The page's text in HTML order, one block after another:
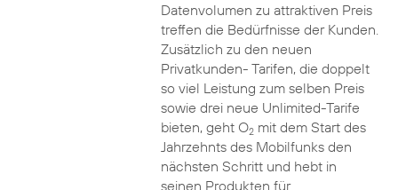
Datenvolumen zu attraktiven Preis
treffen die Bedürfnisse der Kunden.
Zusätzlich zu den neuen
Privatkunden- Tarifen, die doppelt
so viel Leistung zum selben Preis
sowie drei neue Unlimited-Tarife
bieten, geht O2mit dem Start des
Jahrzehnts des Mobilfunks den
nächsten Schritt und hebt in
seinen Produkten für